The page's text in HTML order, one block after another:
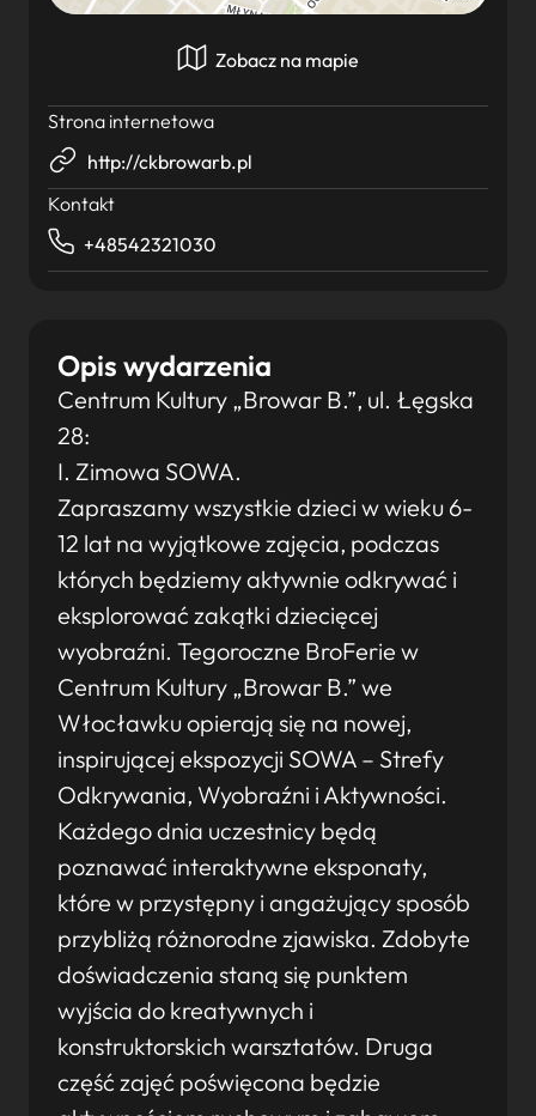
Opis wydarzenia
Centrum Kultury „Browar B.”, ul. Łęgska
28:
I. Zimowa SOWA.
Zapraszamy wszystkie dzieci w wieku 6-
12 lat na wyjątkowe zajęcia, podczas
których będziemy aktywnie odkrywać i
eksplorować zakątki dziecięcej
wyobraźni. Tegoroczne BroFerie w
Centrum Kultury „Browar B.” we
Włocławku opierają się na nowej,
inspirującej ekspozycji SOWA – Strefy
Odkrywania, Wyobraźni i Aktywności.
Każdego dnia uczestnicy będą
poznawać interaktywne eksponaty,
które w przystępny i angażujący sposób
przybliżą różnorodne zjawiska. Zdobyte
doświadczenia staną się punktem
wyjścia do kreatywnych i
konstruktorskich warsztatów. Druga
część zajęć poświęcona będzie
Zobacz na mapie
Strona internetowa
http://ckbrowarb.pl
Kontakt
+48542321030